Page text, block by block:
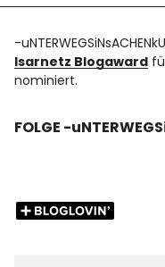
UNSER BUCH
f I P
-
Isarnetz Blogaward
nominiert.
FOLGE -